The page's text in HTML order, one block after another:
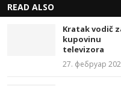
Soda bikarbona, sirće i
stvarno mogu da odguše
Povećajte
promotivni proizvod!
READ ALSO
Kratak vodič
kupovinu
televizora
27. фебруар